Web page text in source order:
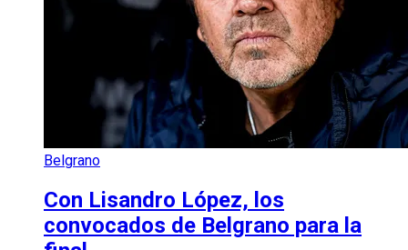
Belgrano
Con Lisandro López, los
convocados de Belgrano para la